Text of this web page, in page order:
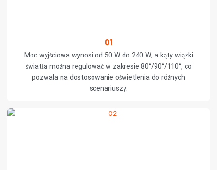
01
Moc wyjściowa wynosi od 50 W do 240 W, a kąty wiązki
światła można regulować w zakresie 80°/90°/110°, co
pozwala na dostosowanie oświetlenia do różnych
scenariuszy.